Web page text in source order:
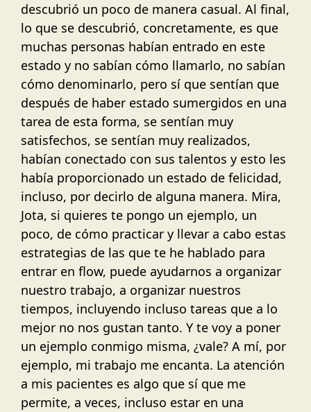
descubrió un poco de manera casual. Al final,
lo que se descubrió, concretamente, es que
muchas personas habían entrado en este
estado y no sabían cómo llamarlo, no sabían
cómo denominarlo, pero sí que sentían que
después de haber estado sumergidos en una
tarea de esta forma, se sentían muy
satisfechos, se sentían muy realizados,
habían conectado con sus talentos y esto les
había proporcionado un estado de felicidad,
incluso, por decirlo de alguna manera. Mira,
Jota, si quieres te pongo un ejemplo, un
poco, de cómo practicar y llevar a cabo estas
estrategias de las que te he hablado para
entrar en flow, puede ayudarnos a organizar
nuestro trabajo, a organizar nuestros
tiempos, incluyendo incluso tareas que a lo
mejor no nos gustan tanto. Y te voy a poner
un ejemplo conmigo misma, ¿vale? A mí, por
ejemplo, mi trabajo me encanta. La atención
a mis pacientes es algo que sí que me
permite, a veces, incluso estar en una